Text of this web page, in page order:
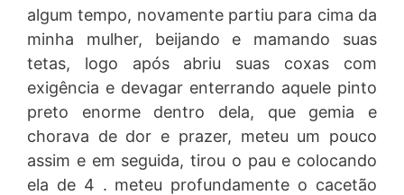
algum tempo, novamente partiu para cima da
minha mulher, beijando e mamando suas
tetas, logo após abriu suas coxas com
exigência e devagar enterrando aquele pinto
preto enorme dentro dela, que gemia e
chorava de dor e prazer, meteu um pouco
assim e em seguida, tirou o pau e colocando
ela de 4 . meteu profundamente o cacetão